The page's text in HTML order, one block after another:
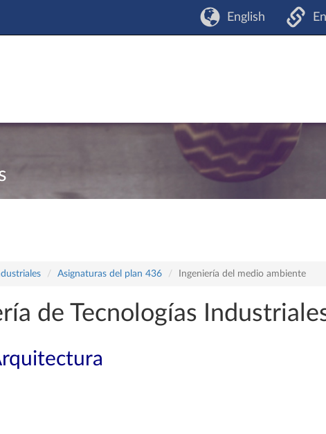
English
Asignaturas del plan 436 Ingeniería del medio ambiente
de Tecnologías